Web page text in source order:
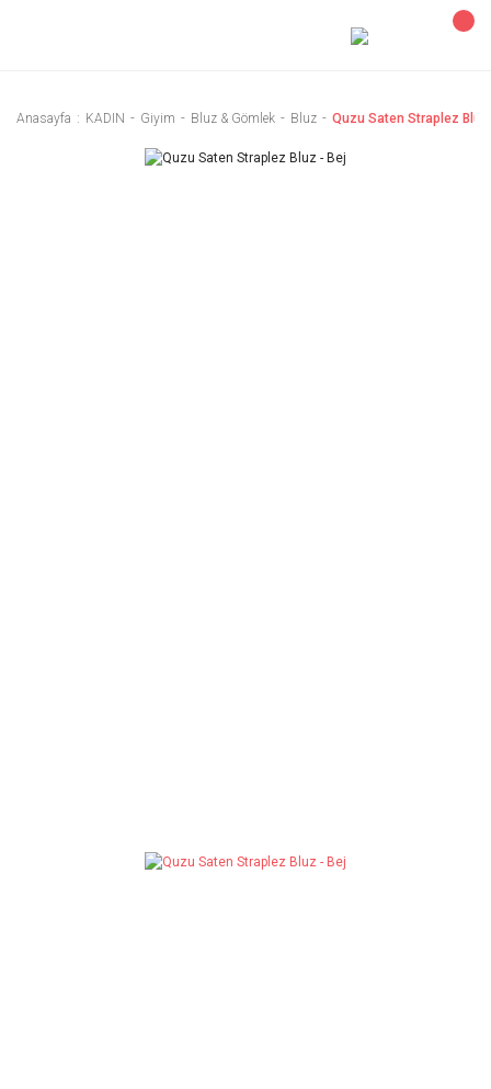
Anasayfa KADIN Giyim Bluz & Gömlek Bluz Quzu Saten Straplez Bluz